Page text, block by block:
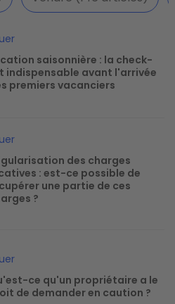
saisonnière : la check-
indispensable avant l'arrivée
premiers vacanciers
des charges
: est-ce possible de
une partie de ces
?
ce qu'un propriétaire a le
de demander en caution ?